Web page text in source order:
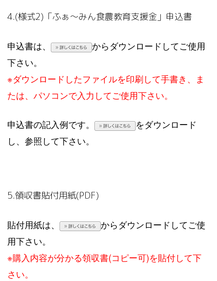
4.(様式2)「ふぁ～みん食農教育支援金」申込書
申込書は、
からダウンロードしてご使用
下さい。
※ダウンロードしたファイルを印刷して手書き、ま
たは、パソコンで入力してご使用下さい。
申込書の記入例です。
をダウンロード
し、参照して下さい。
5.領収書貼付用紙(PDF)
貼付用紙は、
からダウンロードしてご使
用下さい。
※購入内容が分かる領収書(コピー可)を貼付して下
さい。